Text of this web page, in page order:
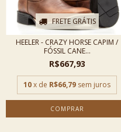
FRETE GRÁTIS
HEELER - CRAZY HORSE CAPIM /
FÓSSIL CANE...
R$667,93
10x de R$66,79 sem juros
COMPRAR